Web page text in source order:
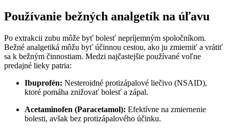
Používanie bežných analgetík na úľavu
Po extrakcii zubu môže byť bolesť nepríjemným spoločníkom.
Bežné analgetiká môžu byť účinnou cestou, ako ju zmierniť a vrátiť
sa k bežným činnostiam. Medzi najčastejšie používané voľne
predajné lieky patria:
Ibuprofén: Nesteroidné protizápalové liečivo (NSAID),
ktoré pomáha znižovať bolesť a zápal.
Acetaminofen (Paracetamol): Efektívne na zmiernenie
bolesti, avšak bez protizápalového účinku.